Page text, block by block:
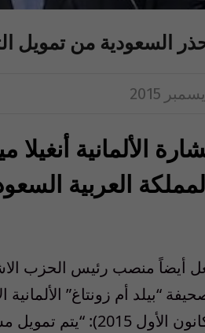
السعودية من تمويل
الألمانية أنغيلا
العربية
أيضاً منصب رئيس الحزب
“بيلد أم زونتاغ”
(السادس من ديسمبر/